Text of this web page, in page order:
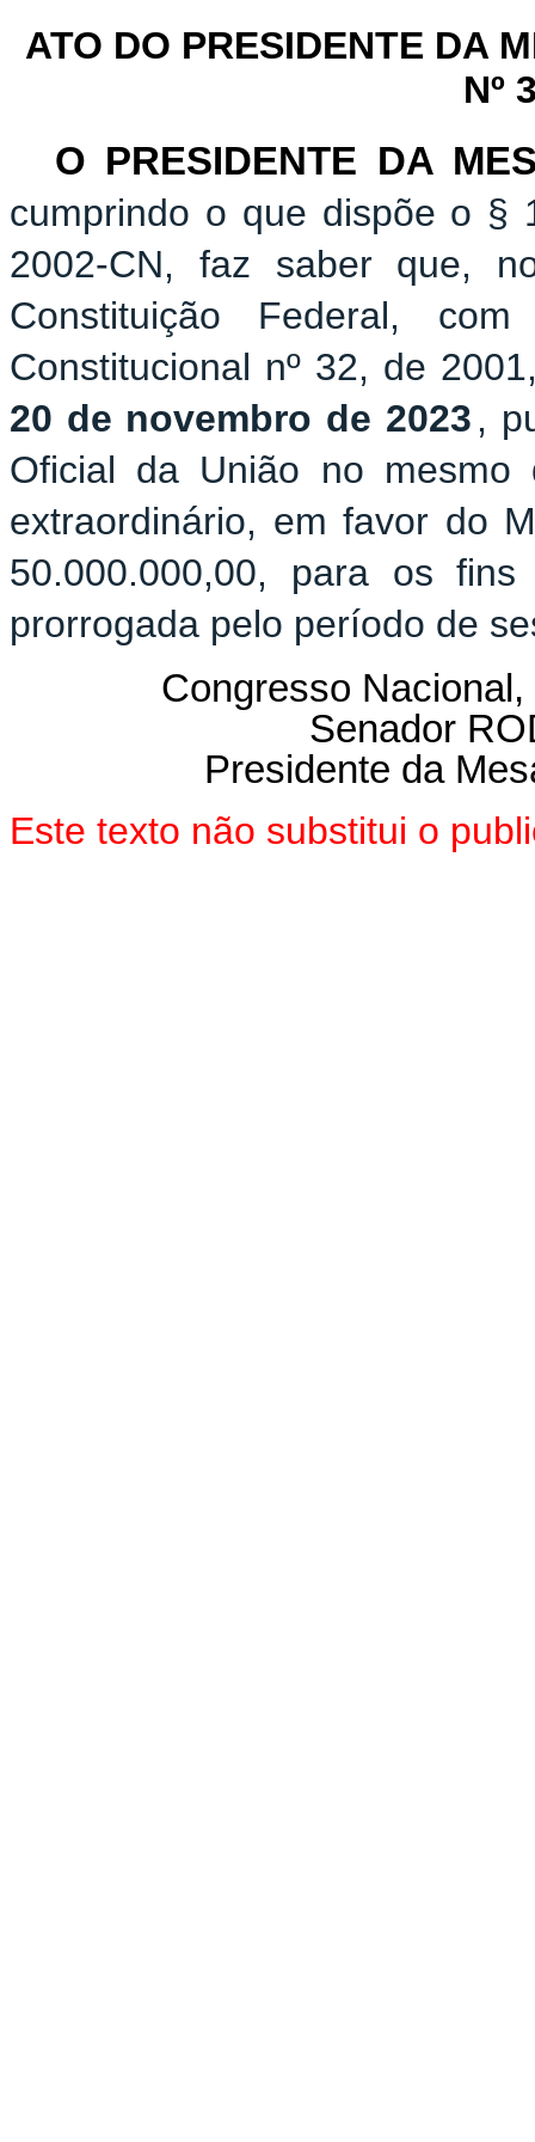
ATO DO PRESIDENTE DA
Nº
O PRESIDENTE DA
cumprindo o que dispõe o §
2002-CN, faz saber que,
Constituição Federal,
Constitucional nº 32, de
20 de novembro de 2023 ,
Oficial da União no
extraordinário, em favor do
50.000.000,00, para os
prorrogada pelo período de
Congresso
Senador
Presidente da
Este texto não substitui o